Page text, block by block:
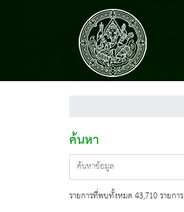
ค้นหา
รายการที่พบทั้งหมด 43,710 รายการ